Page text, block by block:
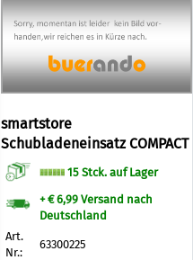
smartstore
Schubladeneinsatz COMPACT
SORT, 300 x 100 mm
15 Stck. auf Lager
+ € 6,99 Versand nach
Deutschland
Art.
Nr.:
63300225